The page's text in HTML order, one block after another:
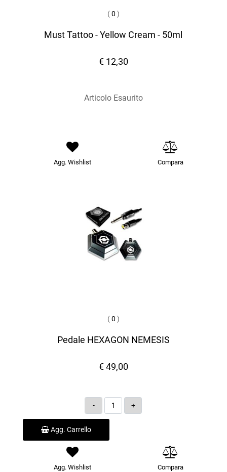
(0 )
Must Tattoo - Yellow Cream - 50ml
€ 12,30
Articolo Esaurito
Agg. Wishlist Compara
(0 )
Pedale HEXAGON NEMESIS
€ 49,00
Quantità
Agg. Carrello
Agg. Wishlist Compara